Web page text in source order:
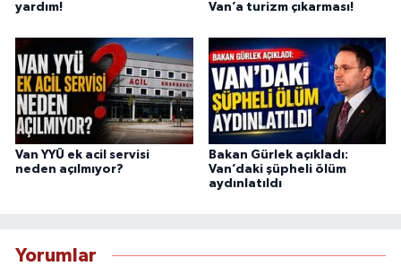
yardım!
Van’a turizm çıkarması!
Van YYÜ ek acil servisi
neden açılmıyor?
Bakan Gürlek açıkladı:
Van’daki şüpheli ölüm
aydınlatıldı
Yorumlar